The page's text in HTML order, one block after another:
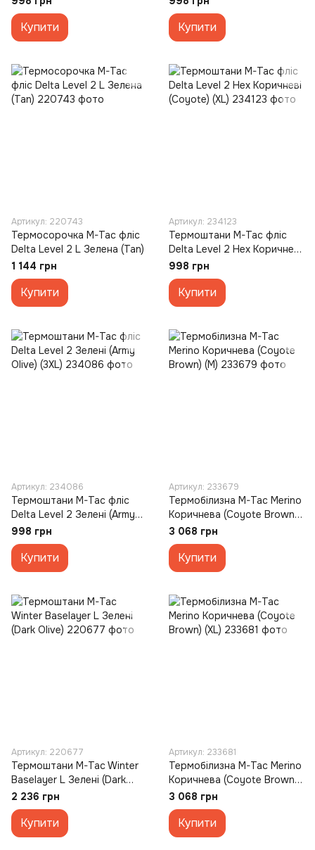
Купити Купити
Артикул: 220743
Термосорочка M-Tac фліс
Delta Level 2 L Зелена (Tan)
1 144 грн
Купити
Артикул: 234123
Термоштани M-Tac фліс
Delta Level 2 Hex Коричневі
(Coyote) (XL)
998 грн
Купити
Артикул: 234086
Термоштани M-Tac фліс
Delta Level 2 Зелені (Army
Olive) (3XL)
998 грн
Купити
Артикул: 233679
Термобілизна M-Tac Merino
Коричнева (Coyote Brown)
(M)
3 068 грн
Купити
Артикул: 220677
Термоштани M-Tac Winter
Baselayer L Зелені (Dark
Olive)
2 236 грн
Купити
Артикул: 233681
Термобілизна M-Tac Merino
Коричнева (Coyote Brown)
(XL)
3 068 грн
Купити